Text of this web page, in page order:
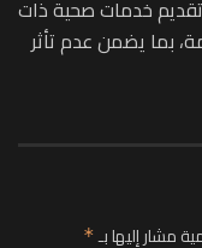
خدمات صحية ذات
بما يضمن عدم تأثر
مشار إليها بـ*